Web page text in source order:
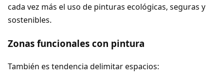
cada vez más el uso de pinturas ecológicas, seguras y
sostenibles.
Zonas funcionales con pintura
También es tendencia delimitar espacios: